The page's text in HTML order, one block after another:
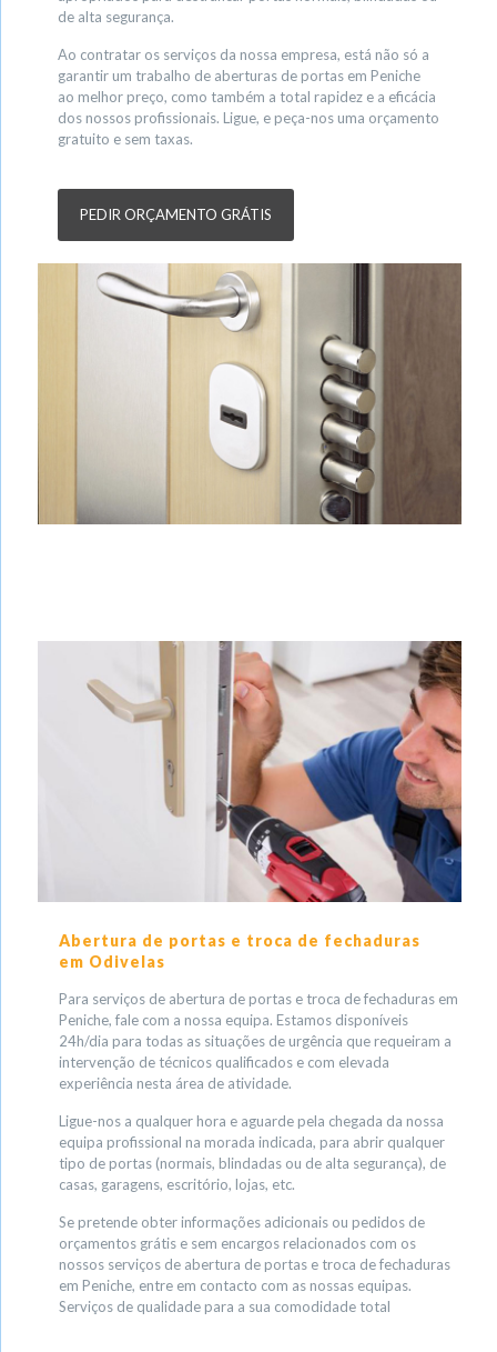
de alta segurança.
Ao contratar os serviços da nossa empresa, está não só a
garantir um trabalho de aberturas de portas em Peniche
ao melhor preço, como também a total rapidez e a eficácia
dos nossos profissionais. Ligue, e peça-nos uma orçamento
gratuito e sem taxas.
PEDIR ORÇAMENTO GRÁTIS
Abertura de portas e troca de fechaduras
em Odivelas
Para serviços de abertura de portas e troca de fechaduras em
Peniche, fale com a nossa equipa. Estamos disponíveis
24h/dia para todas as situações de urgência que requeiram a
intervenção de técnicos qualificados e com elevada
experiência nesta área de atividade.
Ligue-nos a qualquer hora e aguarde pela chegada da nossa
equipa profissional na morada indicada, para abrir qualquer
tipo de portas (normais, blindadas ou de alta segurança), de
casas, garagens, escritório, lojas, etc.
Se pretende obter informações adicionais ou pedidos de
orçamentos grátis e sem encargos relacionados com os
nossos serviços de abertura de portas e troca de fechaduras
em Peniche, entre em contacto com as nossas equipas.
Serviços de qualidade para a sua comodidade total